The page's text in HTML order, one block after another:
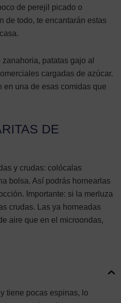
de perejil picado o
de todo, te encantarán estas
patatas gajo al
cargadas de azúcar.
en una de esas comidas que
DE
y crudas: colócalas
bolsa. Así podrás hornearlas
Importante: si la merluza
crudas. Las ya horneadas
aire que en el microondas,
tiene pocas espinas, lo